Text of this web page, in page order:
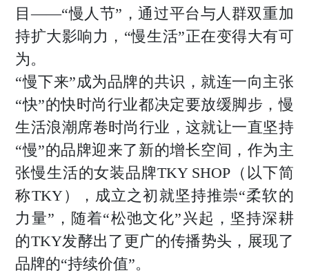
投稿须知
商务合作
版权申明
联系我们
目——“慢人节”，通过平台与人群双重加
持扩大影响力，“慢生活”正在变得大有可
为。
“慢下来”成为品牌的共识，就连一向主张
“快”的快时尚行业都决定要放缓脚步，慢
生活浪潮席卷时尚行业，这就让一直坚持
“慢”的品牌迎来了新的增长空间，作为主
张慢生活的女装品牌TKY SHOP（以下简
称TKY），成立之初就坚持推崇“柔软的
力量”，随着“松弛文化”兴起，坚持深耕
的TKY发酵出了更广的传播势头，展现了
品牌的“持续价值”。